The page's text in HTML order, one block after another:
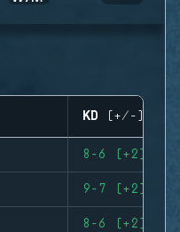
KD (+/-)
8-6 (+2)
9-7 (+2)
8-6 (+2)